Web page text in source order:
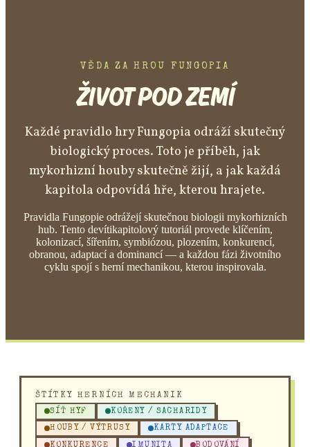
VĚDA ZA HROU FUNGOPIA
ŽIVOT POD ZEMÍ
Každé pravidlo hry Fungopia odráží skutečný
biologický proces. Toto je příběh, jak
mykorhizní houby skutečně žijí, a jak každá
kapitola odpovídá hře, kterou hrajete.
Pravidla Fungopie odrážejí skutečnou biologii mykorhizních
hub. Tento devítikapitolový tutoriál provede klíčením,
kolonizací, šířením, symbiózou, plozením, konkurencí,
obranou, adaptací a dominancí — a každou fázi životního
cyklu spojí s herní mechanikou, kterou inspirovala.
ŠTÍTKY HERNÍCH MECHANIK
SÍŤ HYF KOŘENY / SACHARIDY
HOUBY / VÝTRUSY KARTY ADAPTACE
KONKURENCE IMUNITA BODOVÁNÍ